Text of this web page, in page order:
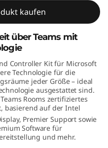
kaufen
über Teams mit
Controller Kit für Microsoft
Technologie für die
jeder Größe – ideal
ausgestattet sind.
Rooms zertifiziertes
basierend auf der Intel
Premier Support sowie
Software für
und mehr.